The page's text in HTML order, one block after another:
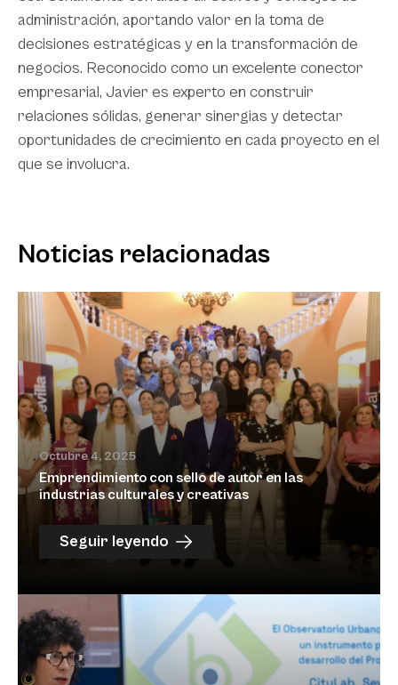
administración, aportando valor en la toma de
decisiones estratégicas y en la transformación de
negocios. Reconocido como un excelente conector
empresarial, Javier es experto en construir
relaciones sólidas, generar sinergias y detectar
oportunidades de crecimiento en cada proyecto en el
que se involucra.
Noticias relacionadas
Octubre 4, 2025
Emprendimiento con sello de autor en las
industrias culturales y creativas
Seguir leyendo